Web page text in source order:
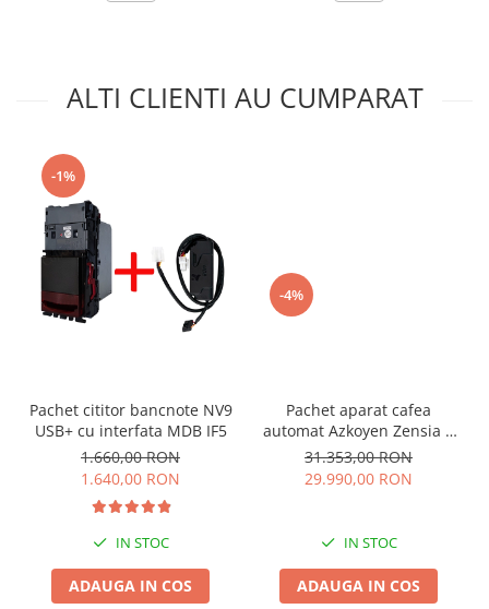
ALTI CLIENTI AU CUMPARAT
-1%
Pachet cititor bancnote NV9
USB+ cu interfata MDB IF5
1.660,00 RON
1.640,00 RON
IN STOC
ADAUGA IN COS
-4%
Pachet aparat cafea
automat Azkoyen Zensia +
Cititor bancnote NV9 USB +
Interata MDB IF5 + Restiera
monede MEI Cashflow 7900
31.353,00 RON
29.990,00 RON
IN STOC
ADAUGA IN COS